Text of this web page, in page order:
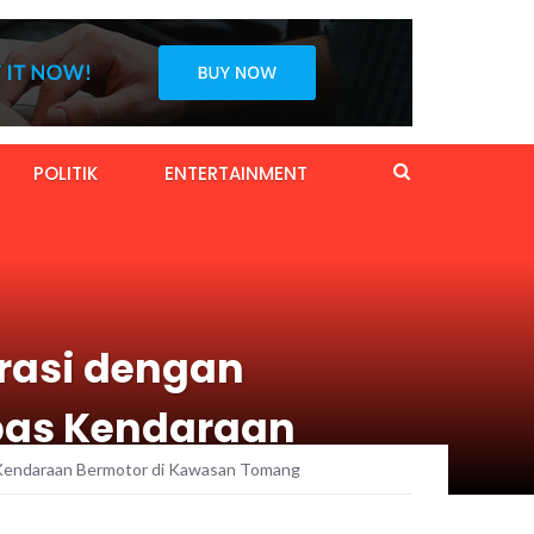
POLITIK ENTERTAINMENT
dengan
Kendaraan
Bermotor di Kawasan Tomang